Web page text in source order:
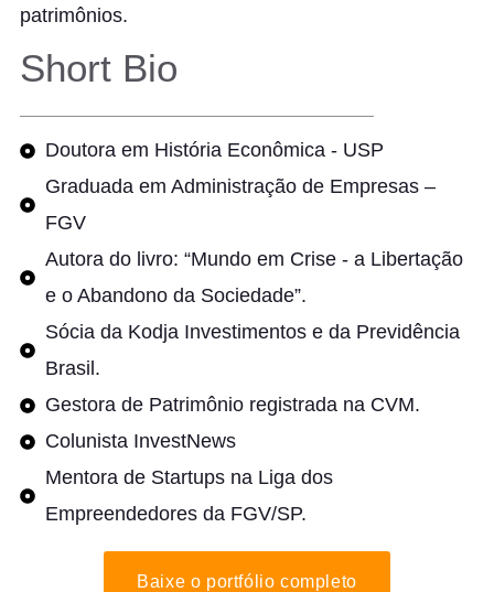
patrimônios.
Short Bio
Doutora em História Econômica - USP
Graduada em Administração de Empresas –
FGV
Autora do livro: “Mundo em Crise - a Libertação
e o Abandono da Sociedade”.
Sócia da Kodja Investimentos e da Previdência
Brasil.
Gestora de Patrimônio registrada na CVM.
Colunista InvestNews
Mentora de Startups na Liga dos
Empreendedores da FGV/SP.
Baixe o portfólio completo